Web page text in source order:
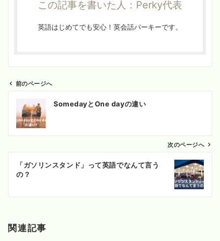
この記事を書いた人：Perky代表
英語はじめてでも安心！英会話パーキーです。
ビ
ン
前のページへ
SomedayとOne dayの違い
次のページへ
「ガソリンスタンド」って英語でなんて言う
の？
関連記事